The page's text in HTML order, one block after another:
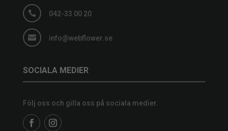
 042-33 00 20
 info@webflower.se
SOCIALA MEDIER
Följ oss och gilla oss på sociala medier.